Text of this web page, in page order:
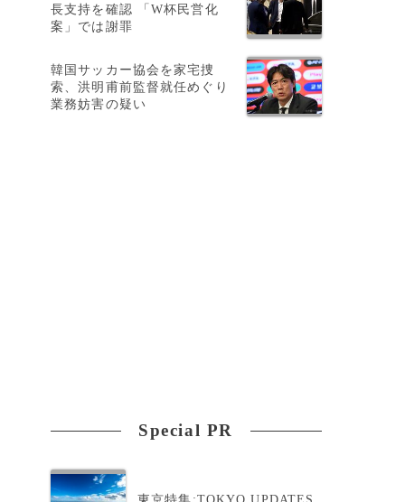
長支持を確認 「W杯民営化
案」では謝罪
韓国サッカー協会を家宅捜
索、洪明甫前監督就任めぐり
業務妨害の疑い
Special PR
東京特集:TOKYO UPDATES